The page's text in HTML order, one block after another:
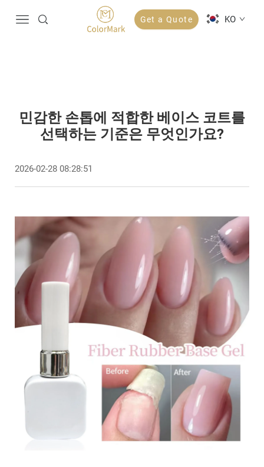
Get a Quote KO
민감한 손톱에 적합한 베이스 코트를
선택하는 기준은 무엇인가요?
2026-02-28 08:28:51